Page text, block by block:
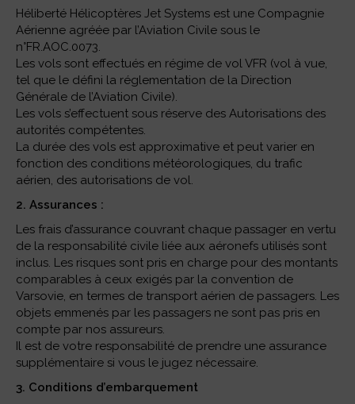
Héliberté Hélicoptères Jet Systems est une Compagnie
Aérienne agréée par l’Aviation Civile sous le
n°FR.AOC.0073.
Les vols sont effectués en régime de vol VFR (vol à vue,
tel que le défini la réglementation de la Direction
Générale de l’Aviation Civile).
Les vols s’effectuent sous réserve des Autorisations des
autorités compétentes.
La durée des vols est approximative et peut varier en
fonction des conditions météorologiques, du trafic
aérien, des autorisations de vol.
2. Assurances :
Les frais d’assurance couvrant chaque passager en vertu
de la responsabilité civile liée aux aéronefs utilisés sont
inclus. Les risques sont pris en charge pour des montants
comparables à ceux exigés par la convention de
Varsovie, en termes de transport aérien de passagers. Les
objets emmenés par les passagers ne sont pas pris en
compte par nos assureurs.
Il est de votre responsabilité de prendre une assurance
supplémentaire si vous le jugez nécessaire.
3. Conditions d’embarquement